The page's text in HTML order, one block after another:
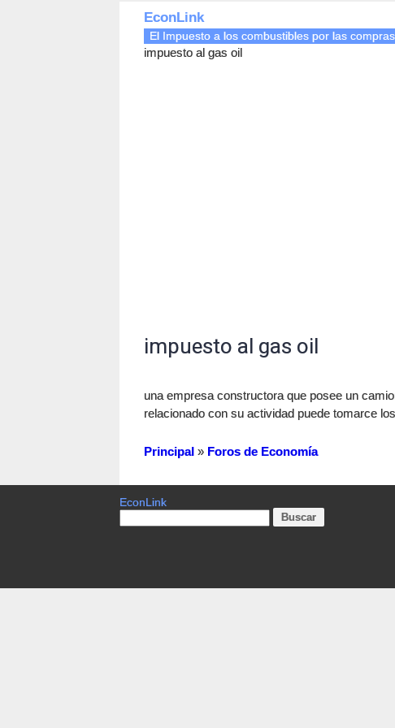
EconLink
El Impuesto a los combustibles por las
impuesto al gas oil
impuesto al gas oil
una empresa constructora que posee un
relacionado con su actividad puede tomarce
Principal » Foros de Economía
EconLink